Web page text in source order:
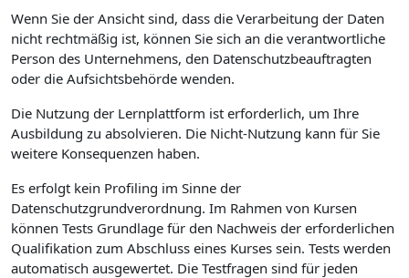
Wenn Sie der Ansicht sind, dass die Verarbeitung der Daten
nicht rechtmäßig ist, können Sie sich an die verantwortliche
Person des Unternehmens, den Datenschutzbeauftragten
oder die Aufsichtsbehörde wenden.
Die Nutzung der Lernplattform ist erforderlich, um Ihre
Ausbildung zu absolvieren. Die Nicht-Nutzung kann für Sie
weitere Konsequenzen haben.
Es erfolgt kein Profiling im Sinne der
Datenschutzgrundverordnung. Im Rahmen von Kursen
können Tests Grundlage für den Nachweis der erforderlichen
Qualifikation zum Abschluss eines Kurses sein. Tests werden
automatisch ausgewertet. Die Testfragen sind für jeden